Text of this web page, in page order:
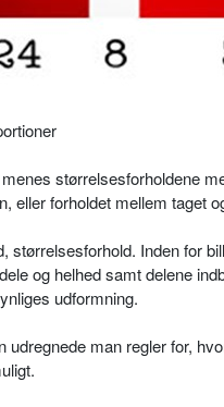
størrelsesforholdene
eller forholdet mellem taget
størrelsesforhold. Inden for
og helhed samt delene
udformning.
udregnede man regler for,